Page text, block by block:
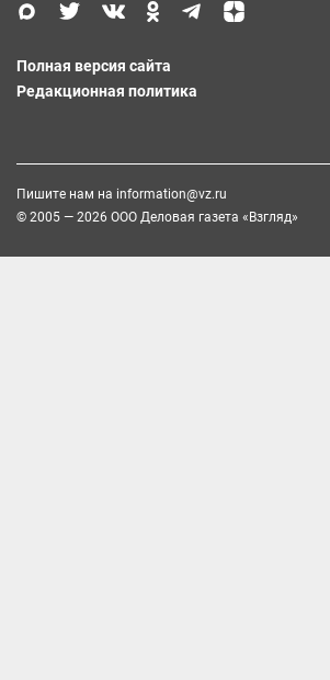
Полная версия сайта
Редакционная политика
Пишите нам на information@vz.ru
© 2005 — 2026 ООО Деловая газета «Взгляд»